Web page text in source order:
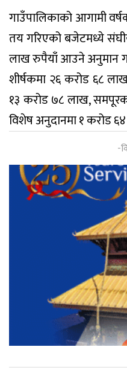
गाउँपालिकाको आगामी
तय गरिएको बजेटमध्ये
लाख रुपैयाँ आउने अनुमान
शीर्षकमा २६ करोड ६८
१३ करोड ७८ लाख,
विशेष अनुदानमा १ करोड